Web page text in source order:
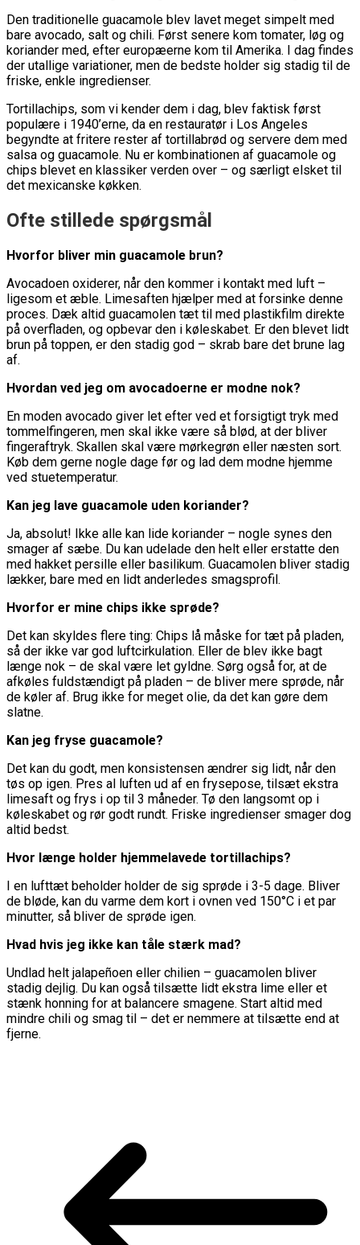
Den traditionelle guacamole blev lavet meget simpelt med
bare avocado, salt og chili. Først senere kom tomater, løg og
koriander med, efter europæerne kom til Amerika. I dag findes
der utallige variationer, men de bedste holder sig stadig til de
friske, enkle ingredienser.
Tortillachips, som vi kender dem i dag, blev faktisk først
populære i 1940’erne, da en restauratør i Los Angeles
begyndte at fritere rester af tortillabrød og servere dem med
salsa og guacamole. Nu er kombinationen af guacamole og
chips blevet en klassiker verden over – og særligt elsket til
det mexicanske køkken.
Ofte stillede spørgsmål
Hvorfor bliver min guacamole brun?
Avocadoen oxiderer, når den kommer i kontakt med luft –
ligesom et æble. Limesaften hjælper med at forsinke denne
proces. Dæk altid guacamolen tæt til med plastikfilm direkte
på overfladen, og opbevar den i køleskabet. Er den blevet lidt
brun på toppen, er den stadig god – skrab bare det brune lag
af.
Hvordan ved jeg om avocadoerne er modne nok?
En moden avocado giver let efter ved et forsigtigt tryk med
tommelfingeren, men skal ikke være så blød, at der bliver
fingeraftryk. Skallen skal være mørkegrøn eller næsten sort.
Køb dem gerne nogle dage før og lad dem modne hjemme
ved stuetemperatur.
Kan jeg lave guacamole uden koriander?
Ja, absolut! Ikke alle kan lide koriander – nogle synes den
smager af sæbe. Du kan udelade den helt eller erstatte den
med hakket persille eller basilikum. Guacamolen bliver stadig
lækker, bare med en lidt anderledes smagsprofil.
Hvorfor er mine chips ikke sprøde?
Det kan skyldes flere ting: Chips lå måske for tæt på pladen,
så der ikke var god luftcirkulation. Eller de blev ikke bagt
længe nok – de skal være let gyldne. Sørg også for, at de
afkøles fuldstændigt på pladen – de bliver mere sprøde, når
de køler af. Brug ikke for meget olie, da det kan gøre dem
slatne.
Kan jeg fryse guacamole?
Det kan du godt, men konsistensen ændrer sig lidt, når den
tøs op igen. Pres al luften ud af en frysepose, tilsæt ekstra
limesaft og frys i op til 3 måneder. Tø den langsomt op i
køleskabet og rør godt rundt. Friske ingredienser smager dog
altid bedst.
Hvor længe holder hjemmelavede tortillachips?
I en lufttæt beholder holder de sig sprøde i 3-5 dage. Bliver
de bløde, kan du varme dem kort i ovnen ved 150°C i et par
minutter, så bliver de sprøde igen.
Hvad hvis jeg ikke kan tåle stærk mad?
Undlad helt jalapeñoen eller chilien – guacamolen bliver
stadig dejlig. Du kan også tilsætte lidt ekstra lime eller et
stænk honning for at balancere smagene. Start altid med
mindre chili og smag til – det er nemmere at tilsætte end at
fjerne.